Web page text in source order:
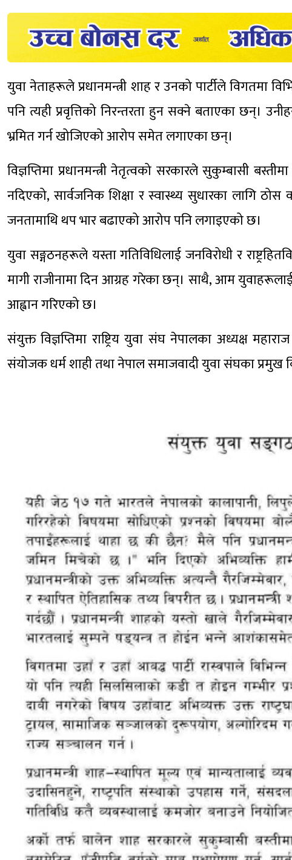
युवा नेताहरूले प्रधानमन्त्री शाह र उनको पार्टीले विगतमा
पनि त्यही प्रवृत्तिको निरन्तरता हुन सक्ने बताएका छन्।
भ्रमित गर्न खोजिएको आरोप समेत लगाएका छन्।
विज्ञप्तिमा प्रधानमन्त्री नेतृत्वको सरकारले सुकुम्बासी
नदिएको, सार्वजनिक शिक्षा र स्वास्थ्य सुधारका लागि
जनतामाथि थप भार बढाएको आरोप पनि लगाइएको छ।
युवा सङ्गठनहरूले यस्ता गतिविधिलाई जनविरोधी र
मागी राजीनामा दिन आग्रह गरेका छन्। साथै, आम युवाहरूलाई
आह्वान गरिएको छ।
संयुक्त विज्ञप्तिमा राष्ट्रिय युवा संघ नेपालका अध्यक्ष
संयोजक धर्म शाही तथा नेपाल समाजवादी युवा संघका प्रमुख